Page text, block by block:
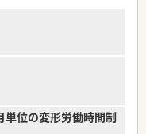
位の変形労働時間制